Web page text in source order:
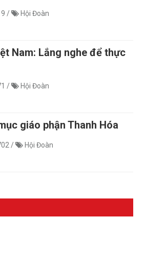
/
Hội Đoàn
Nam: Lắng nghe để thực
/
Hội Đoàn
giáo phận Thanh Hóa
/
Hội Đoàn